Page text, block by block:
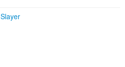
Slayer